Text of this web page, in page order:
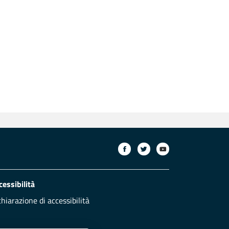
di accessibilità